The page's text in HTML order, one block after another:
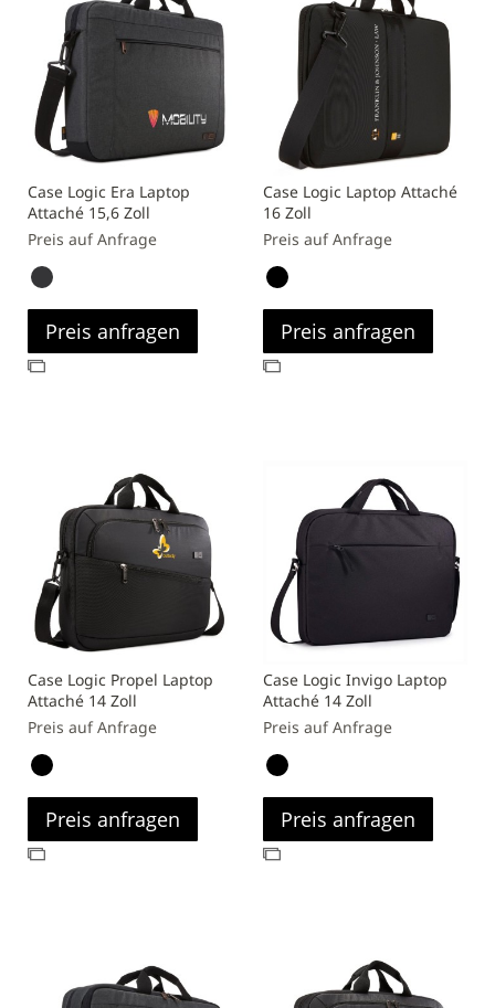
Case Logic Era Laptop
Attaché 15,6 Zoll
Preis auf Anfrage
Preis anfragen
Zur
Case Logic Laptop Attaché
16 Zoll
Preis auf Anfrage
Preis anfragen
Zur
Case Logic Propel Laptop
Attaché 14 Zoll
Preis auf Anfrage
Preis anfragen
Zur
Case Logic Invigo Laptop
Attaché 14 Zoll
Preis auf Anfrage
Preis anfragen
Zur